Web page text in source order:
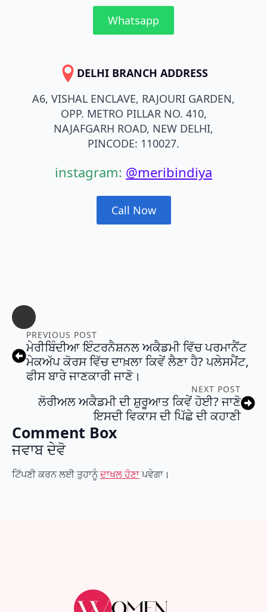
Whatsapp
DELHI BRANCH ADDRESS
A6, VISHAL ENCLAVE, RAJOURI GARDEN,
OPP. METRO PILLAR NO. 410,
NAJAFGARH ROAD, NEW DELHI,
PINCODE: 110027.
instagram: @meribindiya
Call Now
PREVIOUS POST
ਮੇਰੀਬਿੰਦੀਆ ਇੰਟਰਨੈਸ਼ਨਲ ਅਕੈਡਮੀ ਵਿੱਚ ਪਰਮਾਨੈਂਟ
ਮੇਕਅੱਪ ਕੋਰਸ ਵਿੱਚ ਦਾਖ਼ਲਾ ਕਿਵੇਂ ਲੈਣਾ ਹੈ? ਪਲੇਸਮੈਂਟ,
ਫੀਸ ਬਾਰੇ ਜਾਣਕਾਰੀ ਜਾਣੋ।
NEXT POST
ਲੋਰੀਅਲ ਅਕੈਡਮੀ ਦੀ ਸ਼ੁਰੂਆਤ ਕਿਵੇਂ ਹੋਈ? ਜਾਣੋ
ਇਸਦੀ ਵਿਕਾਸ ਦੀ ਪਿੱਛੇ ਦੀ ਕਹਾਣੀ
Comment Box
ਜਵਾਬ ਦੇਵੋ
ਟਿੱਪਣੀ ਕਰਨ ਲਈ ਤੁਹਾਨੂੰਦਾਖਲ ਹੋਣਾਪਵੇਗਾ।